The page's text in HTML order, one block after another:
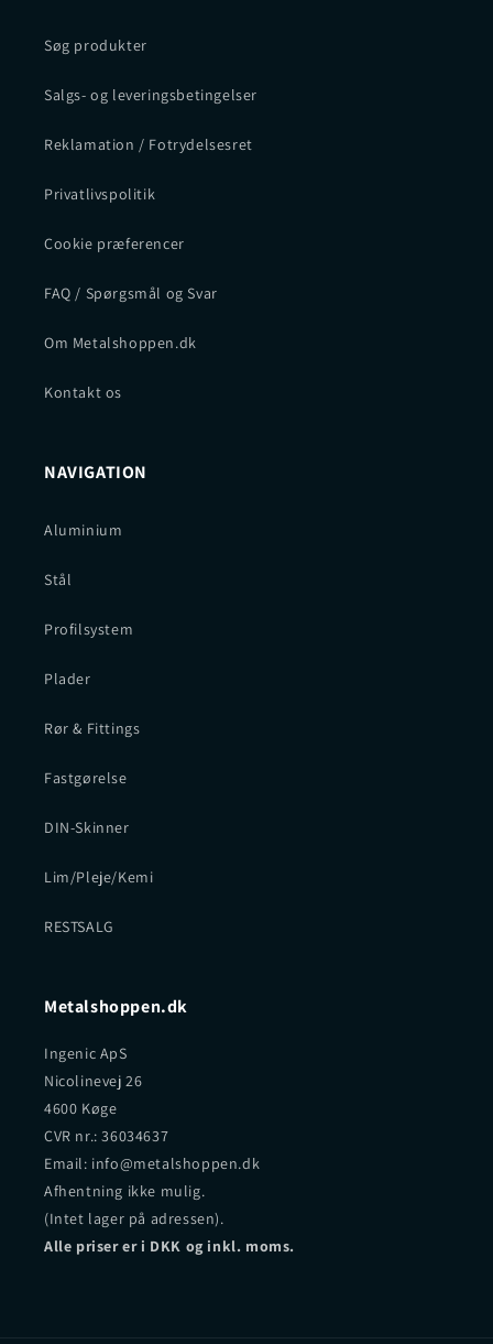
Søg produkter
Salgs- og leveringsbetingelser
Reklamation / Fotrydelsesret
Privatlivspolitik
Cookie præferencer
FAQ / Spørgsmål og Svar
Om Metalshoppen.dk
Kontakt os
NAVIGATION
Aluminium
Stål
Profilsystem
Plader
Rør & Fittings
Fastgørelse
DIN-Skinner
Lim/Pleje/Kemi
RESTSALG
Metalshoppen.dk
Ingenic ApS
Nicolinevej 26
4600 Køge
CVR nr.: 36034637
Email: info@metalshoppen.dk
Afhentning ikke mulig.
(Intet lager på adressen).
Alle priser er i DKK og inkl. moms.